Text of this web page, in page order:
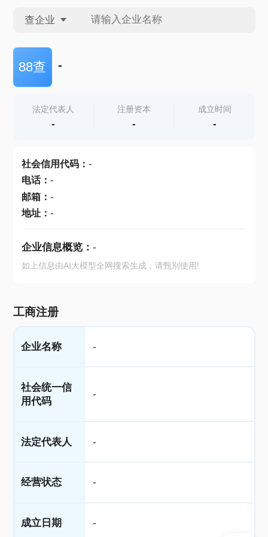
查企业
查企业
查产地
88查 -
法定代表人
-
注册资本
-
成立时间
-
社会信用代码： -
电话： -
邮箱： -
地址： -
企业信息概览： -
如上信息由AI大模型全网搜索生成，请甄别使用!
工商注册
企业名称 -
社会统一信
用代码
-
法定代表人 -
经营状态 -
成立日期 -